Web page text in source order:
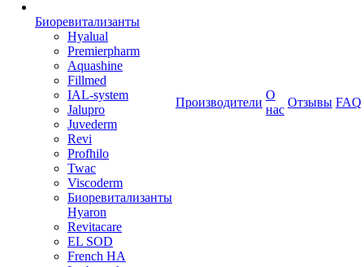
Биоревитализанты
Hyalual
Premierpharm
Aquashine
Fillmed
IAL-system
Jalupro
Juvederm
Revi
Profhilo
Twac
Viscoderm
Биоревитализанты
Hyaron
Revitacare
EL SOD
French HA
Производители
О
нас
Отзывы FAQ